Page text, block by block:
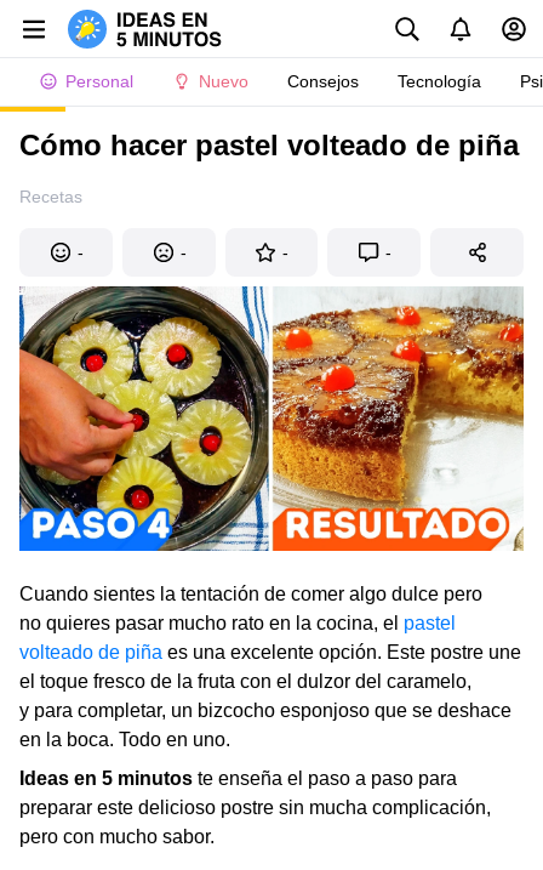
Personal Nuevo Consejos Tecnología
Cómo hacer pastel volteado de piña
Recetas
- - - -
Cuando sientes la tentación de comer algo dulce pero
no quieres pasar mucho rato en la cocina, el pastel
volteado de piña es una excelente opción. Este postre une
el toque fresco de la fruta con el dulzor del caramelo,
y para completar, un bizcocho esponjoso que se deshace
en la boca. Todo en uno.
Ideas en 5 minutos te enseña el paso a paso para
preparar este delicioso postre sin mucha complicación,
pero con mucho sabor.